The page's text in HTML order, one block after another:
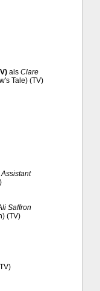
als Clare
Tale) (TV)
Saffron
(TV)